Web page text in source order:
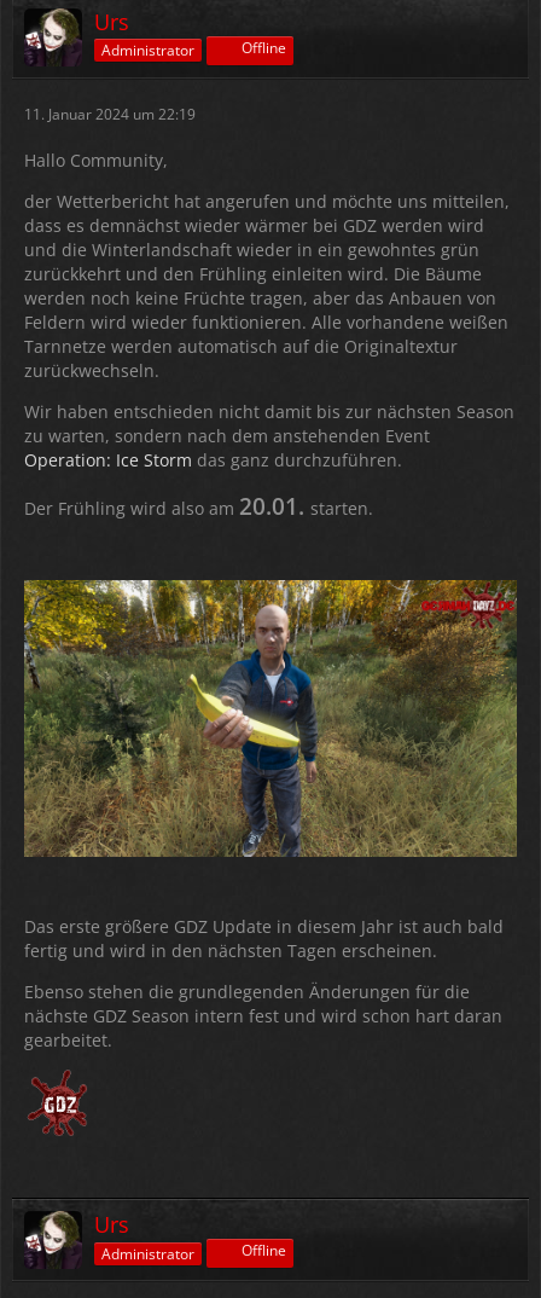
Urs
Administrator Offline
11. Januar 2024 um 22:19
Hallo Community,
der Wetterbericht hat angerufen und möchte uns mitteilen,
dass es demnächst wieder wärmer bei GDZ werden wird
und die Winterlandschaft wieder in ein gewohntes grün
zurückkehrt und den Frühling einleiten wird. Die Bäume
werden noch keine Früchte tragen, aber das Anbauen von
Feldern wird wieder funktionieren. Alle vorhandene weißen
Tarnnetze werden automatisch auf die Originaltextur
zurückwechseln.
Wir haben entschieden nicht damit bis zur nächsten Season
zu warten, sondern nach dem anstehenden Event
Operation: Ice Storm das ganz durchzuführen.
Der Frühling wird also am 20.01. starten.
Das erste größere GDZ Update in diesem Jahr ist auch bald
fertig und wird in den nächsten Tagen erscheinen.
Ebenso stehen die grundlegenden Änderungen für die
nächste GDZ Season intern fest und wird schon hart daran
gearbeitet.
Urs
Administrator Offline